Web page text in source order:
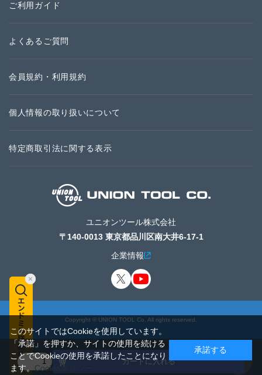
ご利用ガイド
よくあるご質問
会員規約・利用規約
個人情報の取り扱いについて
特定商取引法に関する表示
ユニオンツール株式会社
〒140-0013 東京都品川区南大井6-17-1
企業情報
Copyright © UNION TOOL Co. All rights reserved.
このサイトではCookieを使用しています。
「承諾」を押すか、サイトの使用を続ける
ことでCookieの使用を承諾したことになり
ます。Cookieポリシー
承諾する
カートに入れる